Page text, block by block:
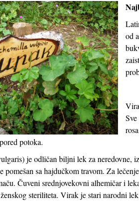
od
potoka.
) je odličan biljni lek za neredovne,
pomešan sa hajdučkom travom. Za
Čuveni srednjovekovni alhemičar i
steriliteta. Virak je stari narodni